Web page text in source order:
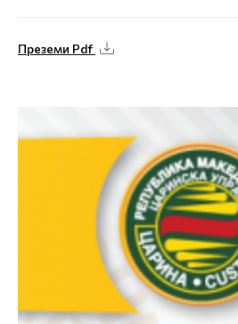
Преземи Pdf